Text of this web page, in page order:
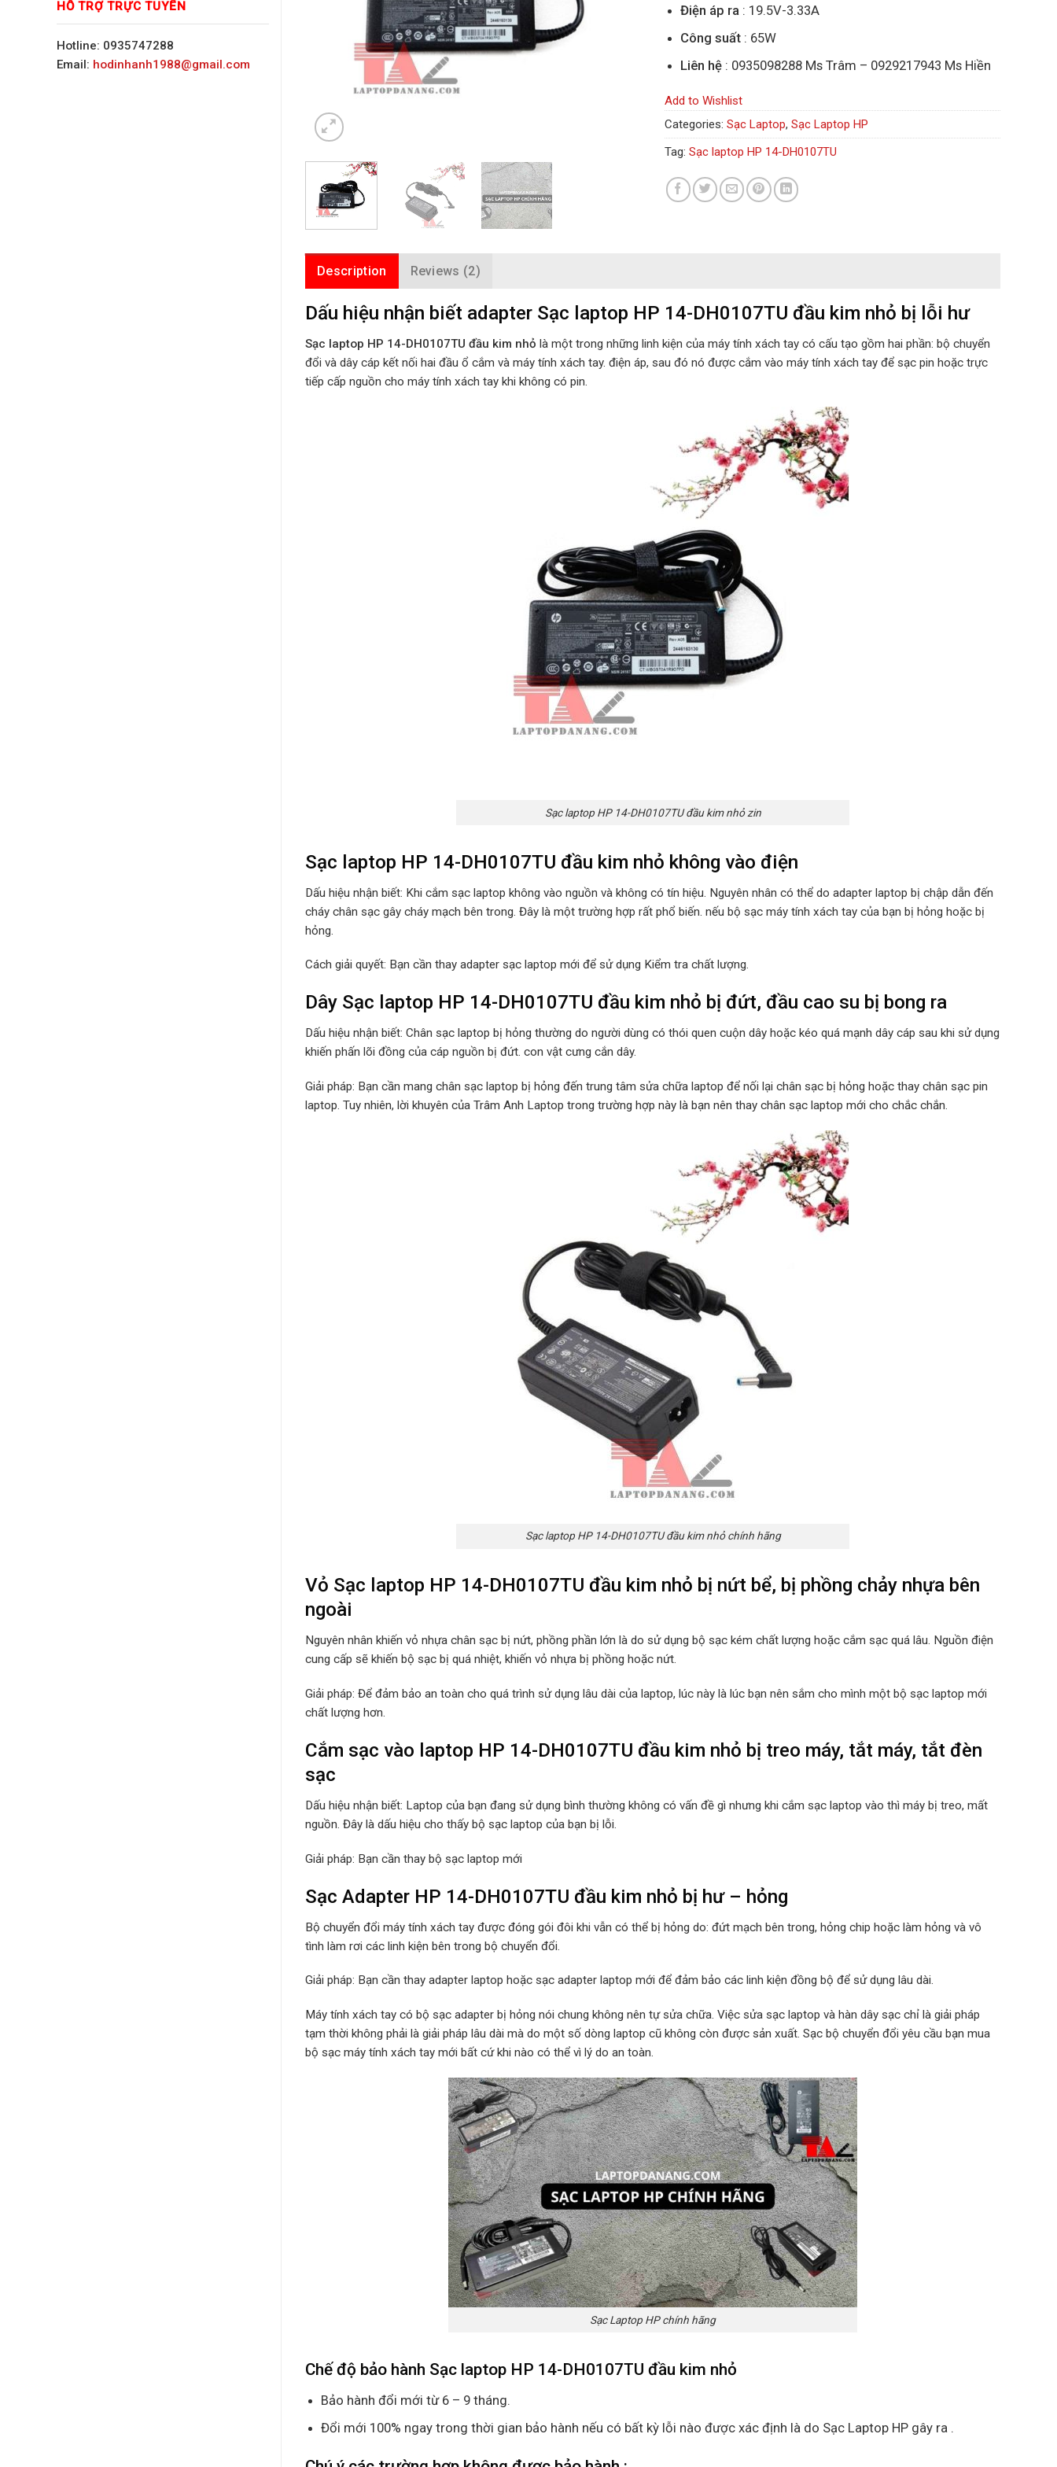
HỖ TRỢ TRỰC TUYẾN
Hotline: 0935747288
Email: hodinhanh1988@gmail.com
Điện áp ra: 19.5V-3.33A
Công suất: 65W
Liên hệ: 0935098288 Ms Trâm – 0929217943 Ms Hiền
Add to Wishlist
Categories: Sạc Laptop, Sạc Laptop HP
Tag: Sạc laptop HP 14-DH0107TU
Description Reviews (2)
Dấu hiệu nhận biết adapter Sạc laptop HP 14-DH0107TU đầu kim nhỏ bị lỗi hư
Sạc laptop HP 14-DH0107TU đầu kim nhỏ là một trong những linh kiện của máy tính xách tay có cấu tạo gồm hai phần: bộ chuyển
đổi và dây cáp kết nối hai đầu ổ cắm và máy tính xách tay. điện áp, sau đó nó được cắm vào máy tính xách tay để sạc pin hoặc trực
tiếp cấp nguồn cho máy tính xách tay khi không có pin.
Sạc laptop HP 14-DH0107TU đầu kim nhỏ zin
Sạc laptop HP 14-DH0107TU đầu kim nhỏ không vào điện
Dấu hiệu nhận biết: Khi cắm sạc laptop không vào nguồn và không có tín hiệu. Nguyên nhân có thể do adapter laptop bị chập dẫn đến
cháy chân sạc gây cháy mạch bên trong. Đây là một trường hợp rất phổ biến. nếu bộ sạc máy tính xách tay của bạn bị hỏng hoặc bị
hỏng.
Cách giải quyết: Bạn cần thay adapter sạc laptop mới để sử dụng Kiểm tra chất lượng.
Dây Sạc laptop HP 14-DH0107TU đầu kim nhỏ bị đứt, đầu cao su bị bong ra
Dấu hiệu nhận biết: Chân sạc laptop bị hỏng thường do người dùng có thói quen cuộn dây hoặc kéo quá mạnh dây cáp sau khi sử dụng
khiến phấn lõi đồng của cáp nguồn bị đứt. con vật cưng cắn dây.
Giải pháp: Bạn cần mang chân sạc laptop bị hỏng đến trung tâm sửa chữa laptop để nối lại chân sạc bị hỏng hoặc thay chân sạc pin
laptop. Tuy nhiên, lời khuyên của Trâm Anh Laptop trong trường hợp này là bạn nên thay chân sạc laptop mới cho chắc chắn.
Sạc laptop HP 14-DH0107TU đầu kim nhỏ chính hãng
Vỏ Sạc laptop HP 14-DH0107TU đầu kim nhỏ bị nứt bể, bị phồng chảy nhựa bên
ngoài
Nguyên nhân khiến vỏ nhựa chân sạc bị nứt, phồng phần lớn là do sử dụng bộ sạc kém chất lượng hoặc cắm sạc quá lâu. Nguồn điện
cung cấp sẽ khiến bộ sạc bị quá nhiệt, khiến vỏ nhựa bị phồng hoặc nứt.
Giải pháp: Để đảm bảo an toàn cho quá trình sử dụng lâu dài của laptop, lúc này là lúc bạn nên sắm cho mình một bộ sạc laptop mới
chất lượng hơn.
Cắm sạc vào laptop HP 14-DH0107TU đầu kim nhỏ bị treo máy, tắt máy, tắt đèn
sạc
Dấu hiệu nhận biết: Laptop của bạn đang sử dụng bình thường không có vấn đề gì nhưng khi cắm sạc laptop vào thì máy bị treo, mất
nguồn. Đây là dấu hiệu cho thấy bộ sạc laptop của bạn bị lỗi.
Giải pháp: Bạn cần thay bộ sạc laptop mới
Sạc Adapter HP 14-DH0107TU đầu kim nhỏ bị hư – hỏng
Bộ chuyển đổi máy tính xách tay được đóng gói đôi khi vẫn có thể bị hỏng do: đứt mạch bên trong, hỏng chip hoặc làm hỏng và vô
tình làm rơi các linh kiện bên trong bộ chuyển đổi.
Giải pháp: Bạn cần thay adapter laptop hoặc sạc adapter laptop mới để đảm bảo các linh kiện đồng bộ để sử dụng lâu dài.
Máy tính xách tay có bộ sạc adapter bị hỏng nói chung không nên tự sửa chữa. Việc sửa sạc laptop và hàn dây sạc chỉ là giải pháp
tạm thời không phải là giải pháp lâu dài mà do một số dòng laptop cũ không còn được sản xuất. Sạc bộ chuyển đổi yêu cầu bạn mua
bộ sạc máy tính xách tay mới bất cứ khi nào có thể vì lý do an toàn.
Sạc Laptop HP chính hãng
Chế độ bảo hành Sạc laptop HP 14-DH0107TU đầu kim nhỏ
Bảo hành đổi mới từ 6 – 9 tháng.
Đổi mới 100% ngay trong thời gian bảo hành nếu có bất kỳ lỗi nào được xác định là do Sạc Laptop HP gây ra .